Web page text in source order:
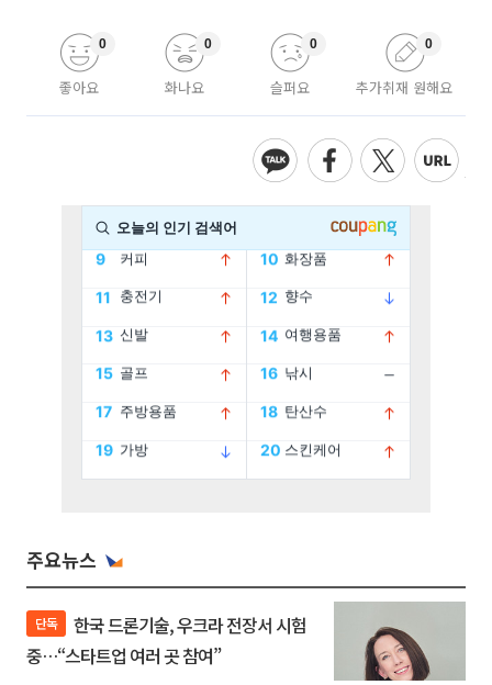
좋아요
0
화나요
0
슬퍼요
0
추가취재 원해요
0
주요뉴스
단독
중…“스타트업 여러 곳 참여”